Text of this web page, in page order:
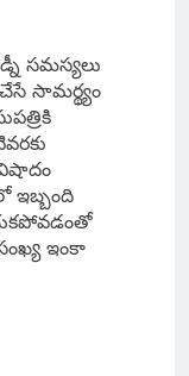
సమస్యలు
సామర్థ్యం
ఇబ్బంది
ఇంకా